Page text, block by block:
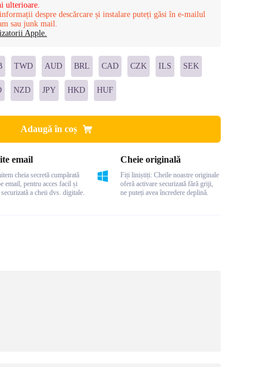
ulterioare.
despre descărcare și instalare puteți găsi în e-mailul
sau junk mail.
Apple.
TWD AUD BRL CAD CZK ILS SEK
NZD JPY HKD HUF
Adaugă în coș
email
cheia secretă cumpărată
email, pentru acces facil și
securizată a cheii dvs. digitale.
Cheie originală
Fiți liniștiți: Cheile noastre originale
oferă activare securizată fără griji,
ne puteți avea încredere deplină.